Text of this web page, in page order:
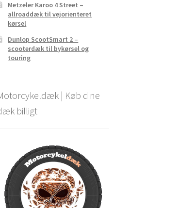
Metzeler Karoo 4 Street –
allroaddæk til vejorienteret
kørsel
Dunlop ScootSmart 2 –
scooterdæk til bykørsel og
touring
| Køb dine
billigt